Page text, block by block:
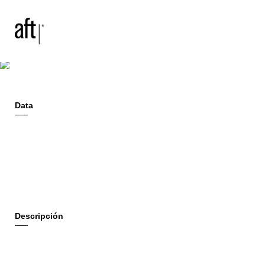
2013
Data
Descripción